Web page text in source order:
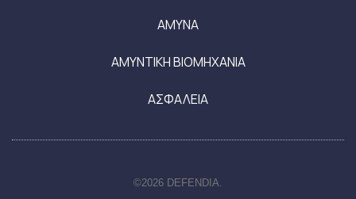
ΑΜΥΝΑ
ΑΜΥΝΤΙΚΗ ΒΙΟΜΗΧΑΝΙΑ
ΑΣΦΑΛΕΙΑ
©2026 DEFENDIA.